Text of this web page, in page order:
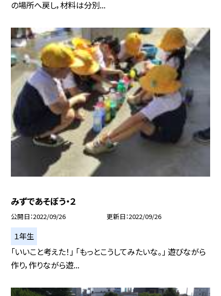
の場所へ戻し，材料は分別...
みずであそぼう・２
公開日 2022/09/26 更新日 2022/09/26
１年生
「いいこと考えた！」 「もっとこうしてみたいな。」 遊びながら
作り，作りながら遊...